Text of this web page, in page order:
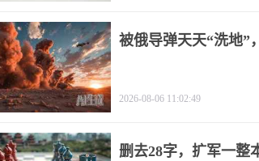
被俄导弹天天“洗地”
2026-08-06 11:02:49
删去28字，扩军一整